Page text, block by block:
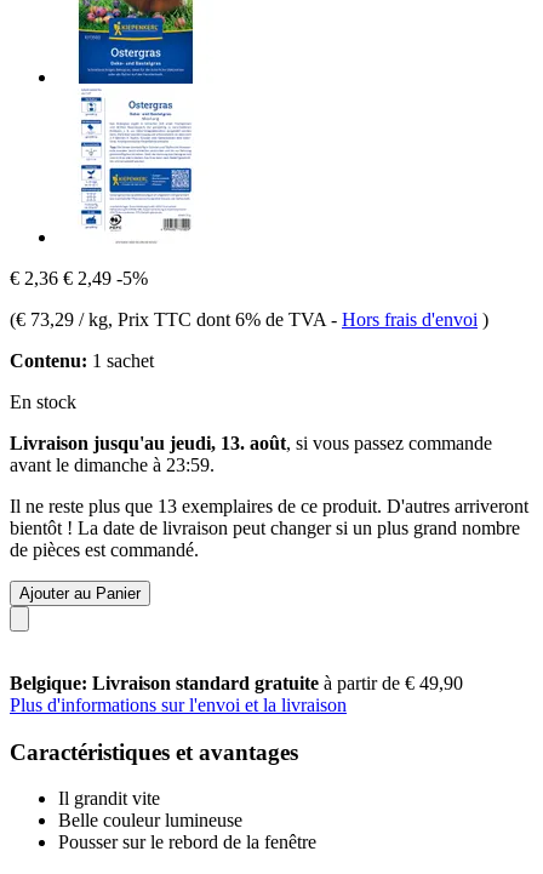
€ 2,36 € 2,49 -5%
(€ 73,29 / kg, Prix TTC dont 6% de TVA - Hors frais d'envoi )
Contenu: 1 sachet
En stock
Livraison jusqu'au jeudi, 13. août, si vous passez commande
avant le dimanche à 23:59.
Il ne reste plus que 13 exemplaires de ce produit. D'autres arriveront
bientôt ! La date de livraison peut changer si un plus grand nombre
de pièces est commandé.
Ajouter au Panier
Belgique: Livraison standard gratuite à partir de € 49,90
Plus d'informations sur l'envoi et la livraison
Caractéristiques et avantages
Il grandit vite
Belle couleur lumineuse
Pousser sur le rebord de la fenêtre